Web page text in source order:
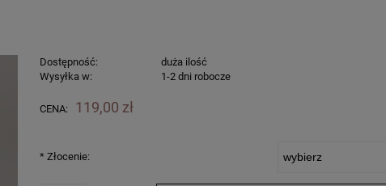
Dostępność:
duża ilość
Wysyłka w:
1-2 dni robocze
CENA: 119,00 zł
*Złocenie: